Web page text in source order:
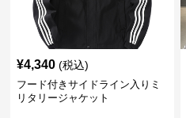
¥4,340 (税込)
フード付きサイドライン入りミ
リタリージャケット